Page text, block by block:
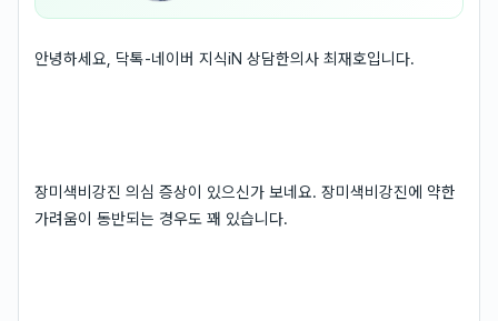
안녕하세요, 닥톡-네이버 지식iN 상담한의사 최재호입니다.
장미색비강진 의심 증상이 있으신가 보네요. 장미색비강진에 약한
가려움이 동반되는 경우도 꽤 있습니다.